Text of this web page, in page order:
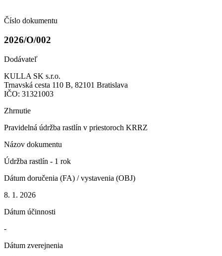
Číslo dokumentu
2026/O/002
Dodávateľ
KULLA SK s.r.o.
Trnavská cesta 110 B, 82101 Bratislava
IČO: 31321003
Zhrnutie
Pravidelná údržba rastlín v priestoroch KRRZ
Názov dokumentu
Údržba rastlín - 1 rok
Dátum doručenia (FA) / vystavenia (OBJ)
8. 1. 2026
Dátum účinnosti
-
Dátum zverejnenia